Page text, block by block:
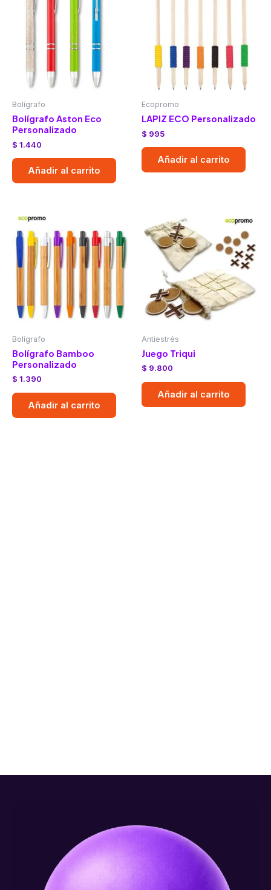
Bolígrafo
Bolígrafo Aston Eco
Personalizado
$ 1.440
Añadir al carrito
Ecopromo
LAPIZ ECO Personalizado
$ 995
Añadir al carrito
Bolígrafo
Bolígrafo Bamboo
Personalizado
$ 1.390
Añadir al carrito
Antiestrés
Juego Triqui
$ 9.800
Añadir al carrito